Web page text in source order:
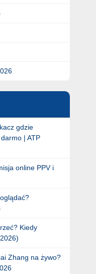
gdzie
| ATP
online PPV i
Kiedy
Zhang na żywo?